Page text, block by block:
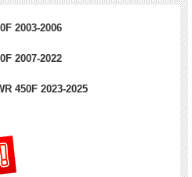
2003-2006
2007-2022
450F 2023-2025